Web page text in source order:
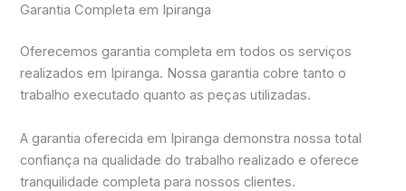
Garantia Completa em Ipiranga
Oferecemos garantia completa em todos os serviços
realizados em Ipiranga. Nossa garantia cobre tanto o
trabalho executado quanto as peças utilizadas.
A garantia oferecida em Ipiranga demonstra nossa total
confiança na qualidade do trabalho realizado e oferece
tranquilidade completa para nossos clientes.